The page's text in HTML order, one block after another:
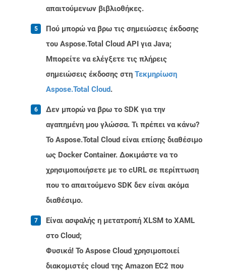
απαιτούμενων βιβλιοθήκες.
Πού μπορώ να βρω τις σημειώσεις έκδοσης
του Aspose.Total Cloud API για Java;
Μπορείτε να ελέγξετε τις πλήρεις
σημειώσεις έκδοσης στη Τεκμηρίωση
Aspose.Total Cloud.
Δεν μπορώ να βρω το SDK για την
αγαπημένη μου γλώσσα. Τι πρέπει να κάνω?
Το Aspose.Total Cloud είναι επίσης διαθέσιμο
ως Docker Container. Δοκιμάστε να το
χρησιμοποιήσετε με το cURL σε περίπτωση
που το απαιτούμενο SDK δεν είναι ακόμα
διαθέσιμο.
Είναι ασφαλής η μετατροπή XLSM to XAML
στο Cloud;
Φυσικά! Το Aspose Cloud χρησιμοποιεί
διακομιστές cloud της Amazon EC2 που